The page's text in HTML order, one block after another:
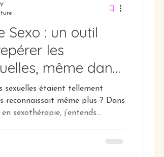
Sexo : un outil
les
même dans
sexuelles étaient tellement
reconnaissait même plus ? Dans
sexothérapie, j’entends
envie…”“Je fais pour lui /